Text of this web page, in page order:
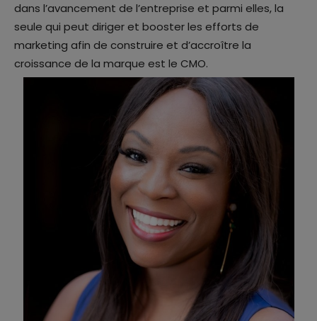
dans l’avancement de l’entreprise et parmi elles, la
seule qui peut diriger et booster les efforts de
marketing afin de construire et d’accroître la
croissance de la marque est le CMO.